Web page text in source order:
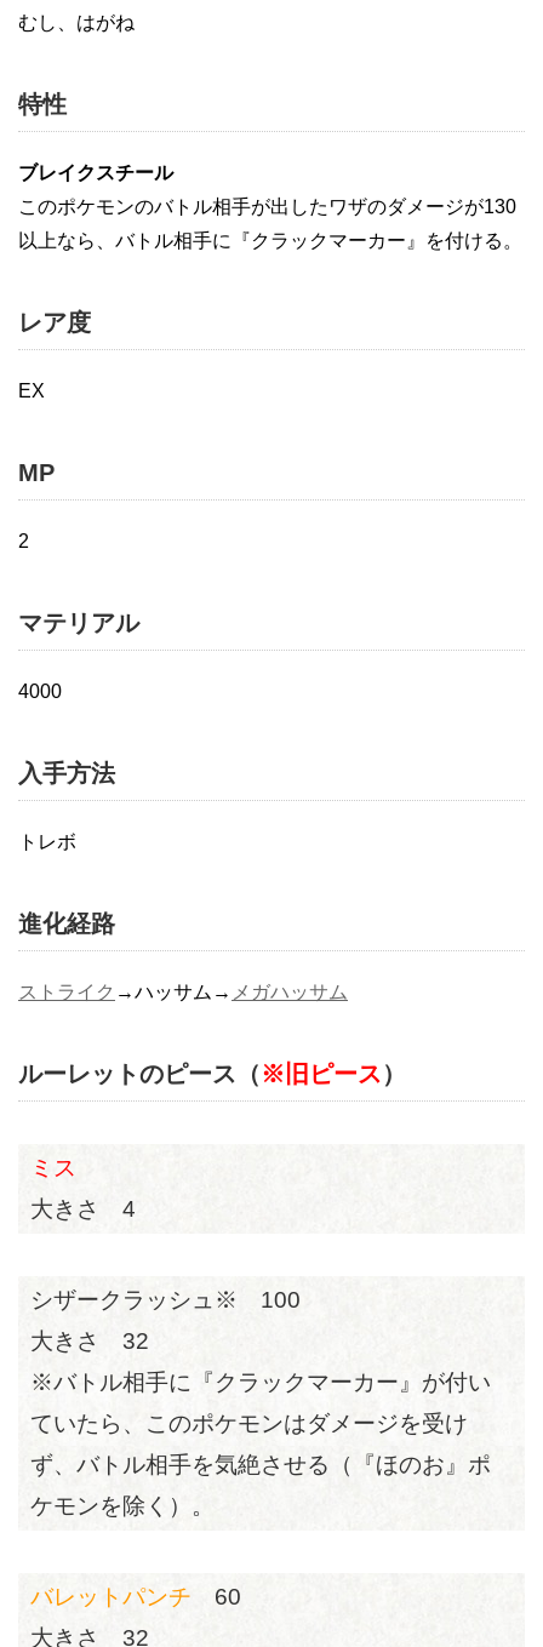
むし、はがね
特性
ブレイクスチール
このポケモンのバトル相手が出したワザのダメージが130
以上なら、バトル相手に『クラックマーカー』を付ける。
レア度
EX
MP
2
マテリアル
4000
入手方法
トレボ
進化経路
ストライク →ハッサム→ メガハッサム
ルーレットのピース（※旧ピース）
ミス
大きさ 4
シザークラッシュ※ 100
大きさ 32
※バトル相手に『クラックマーカー』が付い
ていたら、このポケモンはダメージを受け
ず、バトル相手を気絶させる（『ほのお』ポ
ケモンを除く）。
バレットパンチ 60
大きさ 32